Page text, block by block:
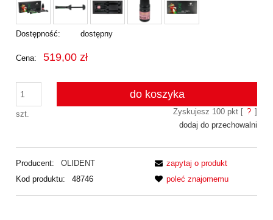
Dostępność: dostępny
Cena: 519,00 zł
szt.
do koszyka
Zyskujesz 100pkt [ ? ]
dodaj do przechowalni
Producent:
OLIDENT
Kod produktu:
48746
zapytaj o produkt
poleć znajomemu